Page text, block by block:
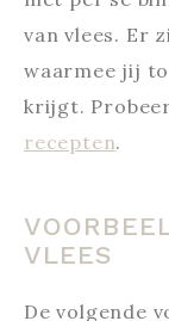
van vlees. Er
waarmee jij
krijgt.
recepten.
VLEES
De volgende